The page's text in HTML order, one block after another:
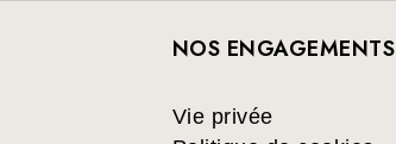
NOS ENGAGEMENTS
Vie privée